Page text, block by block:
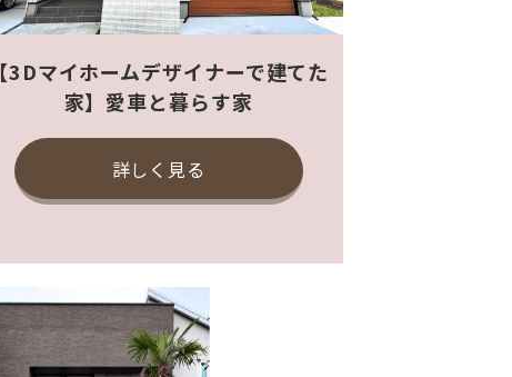
【3Dマイホームデザイナーで建てた
家】愛車と暮らす家
詳しく見る